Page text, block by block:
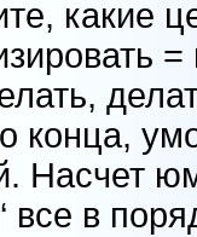
какие
конца,
Насчет
все в